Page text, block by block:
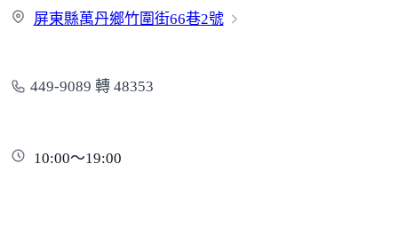
屏東縣萬丹鄉竹圍街66巷2號
449-9089 轉 48353
10:00～19:00